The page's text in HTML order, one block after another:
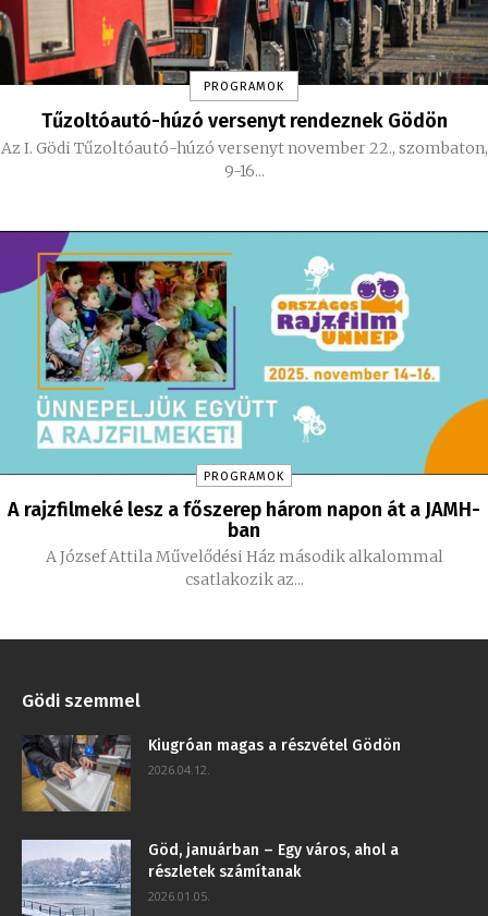
PROGRAMOK
Tűzoltóautó-húzó versenyt rendeznek Gödön
Az I. Gödi Tűzoltóautó-húzó versenyt november 22., szombaton,
9-16...
PROGRAMOK
A rajzfilmeké lesz a főszerep három napon át a JAMH-
ban
A József Attila Művelődési Ház második alkalommal
csatlakozik az...
Gödi szemmel
Kiugróan magas a részvétel Gödön
2026.04.12.
Göd, januárban – Egy város, ahol a
részletek számítanak
2026.01.05.